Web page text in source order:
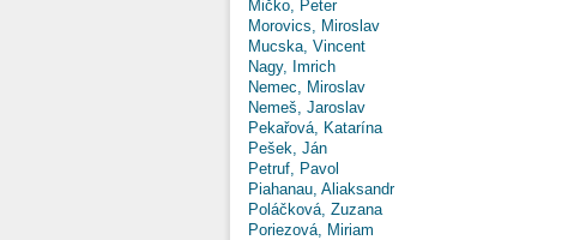
Mičko, Peter
Morovics, Miroslav
Mucska, Vincent
Nagy, Imrich
Nemec, Miroslav
Nemeš, Jaroslav
Pekařová, Katarína
Pešek, Ján
Petruf, Pavol
Piahanau, Aliaksandr
Poláčková, Zuzana
Poriezová, Miriam